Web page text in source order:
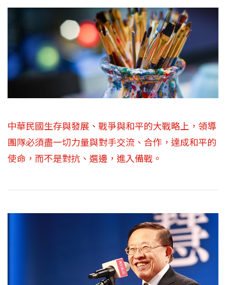
中華民國生存與發展、戰爭與和平的大戰略上，領導
團隊必須盡一切力量與對手交流、合作，達成和平的
使命，而不是對抗、選邊，進入備戰。